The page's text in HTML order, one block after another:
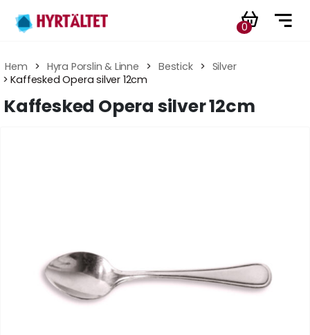
0
Hem > Hyra Porslin & Linne > Bestick > Silver
> Kaffesked Opera silver 12cm
Kaffesked Opera silver 12cm